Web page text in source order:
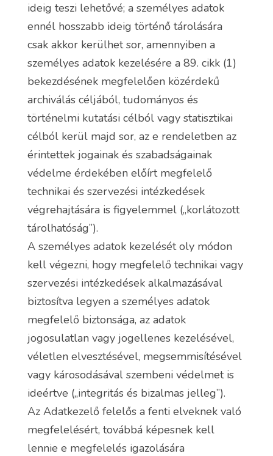
ideig teszi lehetővé; a személyes adatok
ennél hosszabb ideig történő tárolására
csak akkor kerülhet sor, amennyiben a
személyes adatok kezelésére a 89. cikk (1)
bekezdésének megfelelően közérdekű
archiválás céljából, tudományos és
történelmi kutatási célból vagy statisztikai
célból kerül majd sor, az e rendeletben az
érintettek jogainak és szabadságainak
védelme érdekében előírt megfelelő
technikai és szervezési intézkedések
végrehajtására is figyelemmel („korlátozott
tárolhatóság”).
A személyes adatok kezelését oly módon
kell végezni, hogy megfelelő technikai vagy
szervezési intézkedések alkalmazásával
biztosítva legyen a személyes adatok
megfelelő biztonsága, az adatok
jogosulatlan vagy jogellenes kezelésével,
véletlen elvesztésével, megsemmisítésével
vagy károsodásával szembeni védelmet is
ideértve („integritás és bizalmas jelleg”).
Az Adatkezelő felelős a fenti elveknek való
megfelelésért, továbbá képesnek kell
lennie e megfelelés igazolására